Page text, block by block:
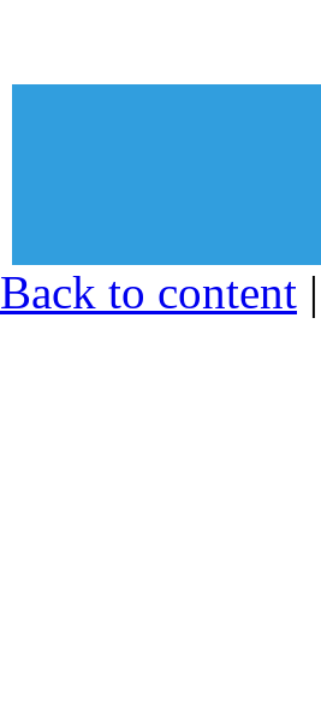
© Sekcija mladih
zdravstvu i
Back to content |